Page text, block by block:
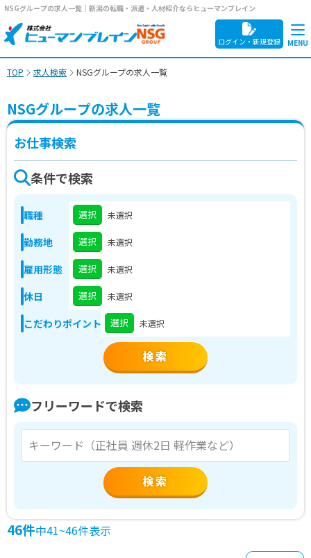
NSGグループの求人一覧｜新潟の転職・派遣・人材紹介ならヒューマンブレイン
ログイン・新規登録
TOP 求人検索 NSGグループの求人一覧
NSGグループの求人一覧
お仕事検索
条件で検索
職種 選択 未選択
勤務地 選択 未選択
雇用形態 選択 未選択
休日 選択 未選択
こだわりポイント 選択 未選択
フリーワードで検索
検索
46件中41~46件表示